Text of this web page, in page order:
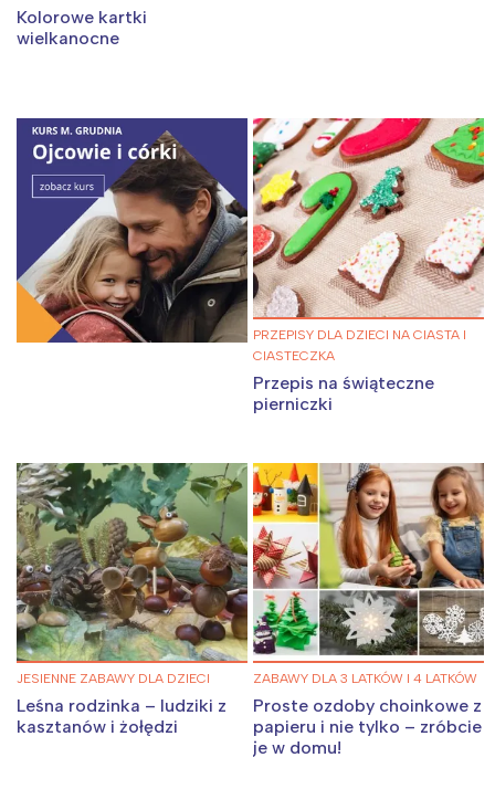
Kolorowe kartki
wielkanocne
PRZEPISY DLA DZIECI NA CIASTA I
CIASTECZKA
Przepis na świąteczne
pierniczki
JESIENNE ZABAWY DLA DZIECI
Leśna rodzinka – ludziki z
kasztanów i żołędzi
ZABAWY DLA 3 LATKÓW I 4 LATKÓW
Proste ozdoby choinkowe z
papieru i nie tylko – zróbcie
je w domu!